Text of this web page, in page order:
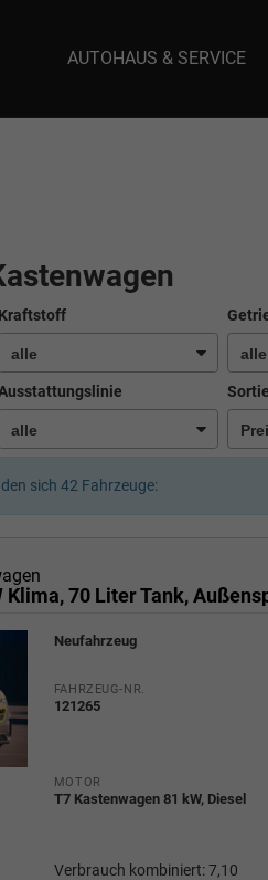
AUTOHAUS & SERVICE
Kraftstoff
sich 42 Fahrzeuge:
Neufahrzeug
FAHRZEUG-NR.
121265
MOTOR
T7 Kastenwagen 81 kW, Diesel
Verbrauch kombiniert:7,10